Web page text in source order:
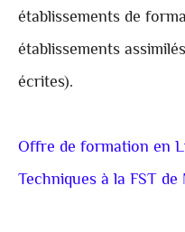
établissements de
établissements
écrites).
Offre de formation en
Techniques à la FST